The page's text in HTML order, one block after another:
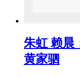
朱虹 赖
黄家驷